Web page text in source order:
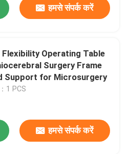
हमसे संपर्क करें
Flexibility Operating Table
Surgery Frame
Support for Microsurgery
1 PCS
हमसे संपर्क करें